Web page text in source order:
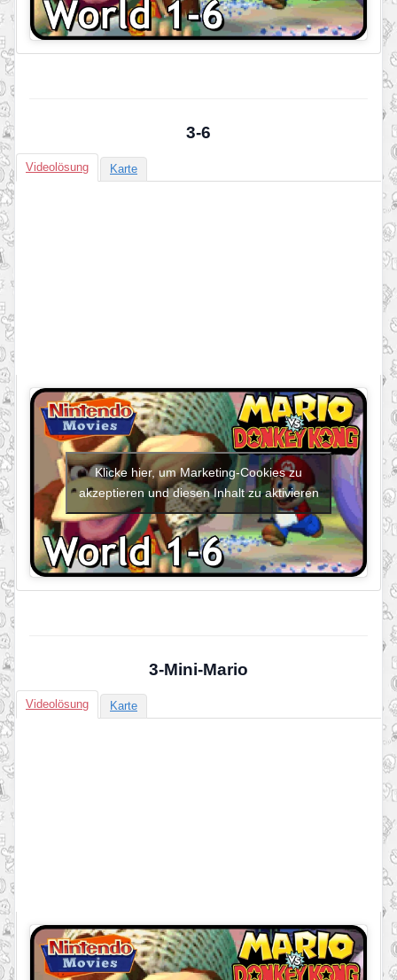
3-6
Videolösung Karte
Klicke hier, um Marketing-Cookies zu
akzeptieren und diesen Inhalt zu aktivieren
3-Mini-Mario
Videolösung Karte